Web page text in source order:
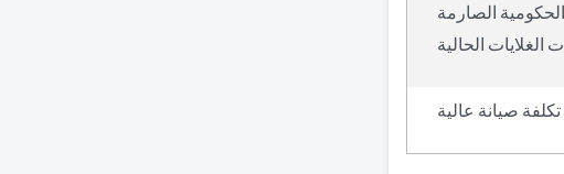
الحكومية الصارمة
الغلايات الحالية
تكلفة صيانة عالية